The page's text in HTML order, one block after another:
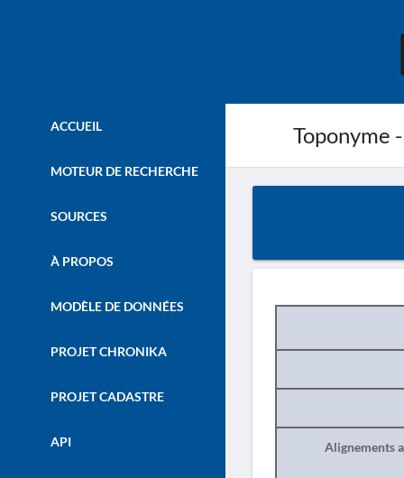
Toponyme
ACCUEIL
MOTEUR DE RECHERCHE
SOURCES
À PROPOS
MODÈLE DE DONNÉES
PROJET CHRONIKA
PROJET CADASTRE
API Alignements